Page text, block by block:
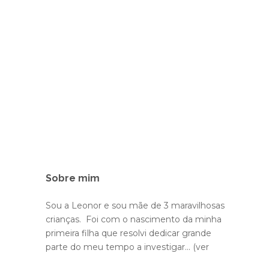
Sobre mim
Sou a Leonor e sou mãe de 3 maravilhosas
crianças. Foi com o nascimento da minha
primeira filha que resolvi dedicar grande
parte do meu tempo a investigar... (ver